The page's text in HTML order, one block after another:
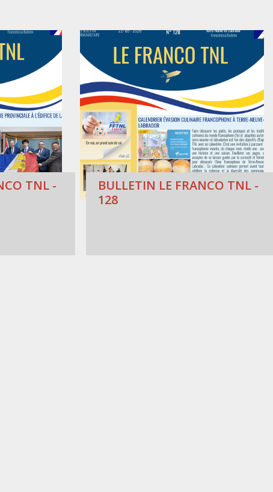
TNL -
BULLETIN LE FRANCO TNL -
128